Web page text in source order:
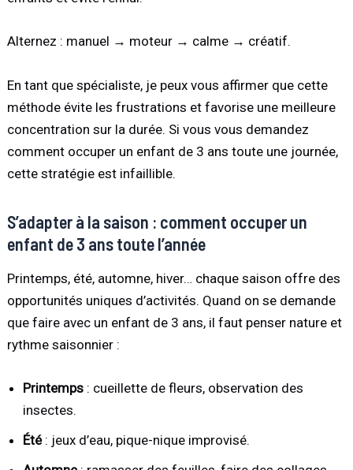
Alternez : manuel → moteur → calme → créatif.
En tant que spécialiste, je peux vous affirmer que cette
méthode évite les frustrations et favorise une meilleure
concentration sur la durée. Si vous vous demandez
comment occuper un enfant de 3 ans toute une journée,
cette stratégie est infaillible.
S’adapter à la saison : comment occuper un
enfant de 3 ans toute l’année
Printemps, été, automne, hiver… chaque saison offre des
opportunités uniques d’activités. Quand on se demande
que faire avec un enfant de 3 ans, il faut penser nature et
rythme saisonnier :
Printemps : cueillette de fleurs, observation des
insectes.
Été: jeux d’eau, pique-nique improvisé.